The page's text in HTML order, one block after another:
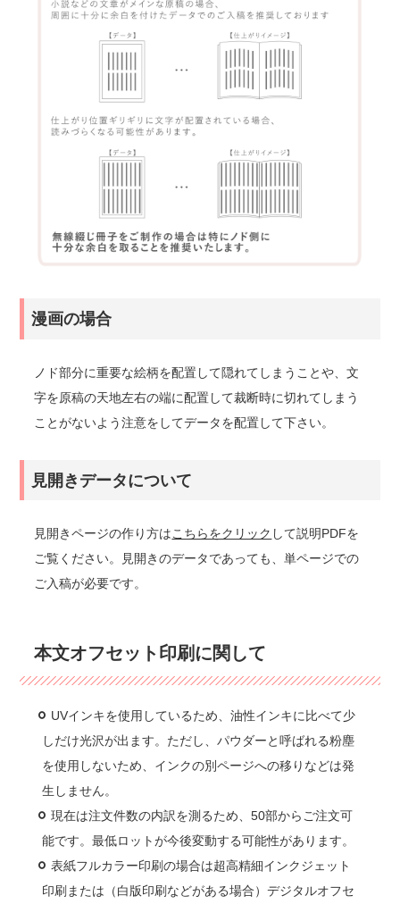
漫画の場合
ノド部分に重要な絵柄を配置して隠れてしまうことや、文
字を原稿の天地左右の端に配置して裁断時に切れてしまう
ことがないよう注意をしてデータを配置して下さい。
見開きデータについて
見開きページの作り方はこちらをクリック して説明PDFを
ご覧ください。見開きのデータであっても、単ページでの
ご入稿が必要です。
本文オフセット印刷に関して
UVインキを使用しているため、油性インキに比べて少
しだけ光沢が出ます。ただし、パウダーと呼ばれる粉塵
を使用しないため、インクの別ページへの移りなどは発
生しません。
現在は注文件数の内訳を測るため、50部からご注文可
能です。最低ロットが今後変動する可能性があります。
表紙フルカラー印刷の場合は超高精細インクジェット
印刷または（白版印刷などがある場合）デジタルオフセ